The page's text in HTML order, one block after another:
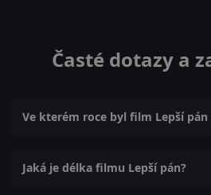
Časté dotazy a
Ve kterém roce byl film Lepší pán
Jaká je délka filmu Lepší pán?